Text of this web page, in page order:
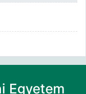
Egyetem